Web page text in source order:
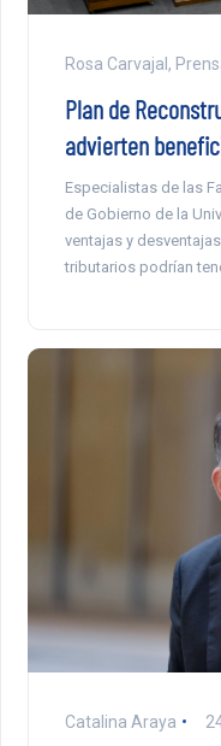
Rosa Carvajal,
Plan de
advierten
Especialistas de las
de Gobierno de la
ventajas y
tributarios podrían
Catalina Araya